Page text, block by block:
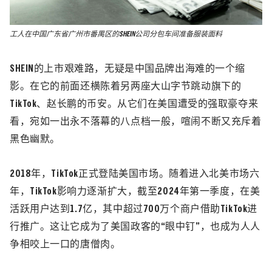
工人在中国广东省广州市番禺区的SHEIN公司分包车间准备服装面料
SHEIN的上市艰难路，无疑是中国品牌出海难的一个缩
影。在它的前面还横陈着另两座大山字节跳动旗下的
TikTok、赵长鹏的币安。从它们在美国遭受的强取豪夺来
看，宛如一出永不落幕的八点档一般，喧闹不断又充斥着
黑色幽默。
2018年， TikTok正式登陆美国市场。随着进入北美市场六
年，
TikTok影响力逐渐扩大，截至2024年第一季度，在美
活跃用户达到1.7亿，其中超过700万个商户借助
TikTok进
行推广。这让它成为了美国政客的“眼中钉”，也成为人人
争相咬上一口的唐僧肉。